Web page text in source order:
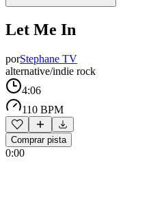
Let Me In
porStephane TV
alternative/indie rock
4:06
110 BPM
Comprar pista
0:00